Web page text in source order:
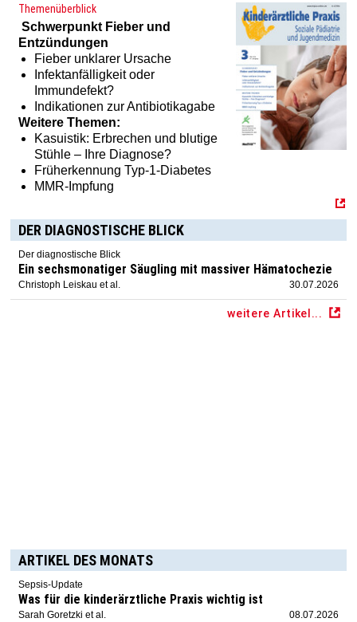
Themenüberblick
Schwerpunkt Fieber und
Entzündungen
Fieber unklarer Ursache
Infektanfälligkeit oder
Immundefekt?
Indikationen zur Antibiotikagabe
Weitere Themen:
Kasuistik: Erbrechen und blutige
Stühle – Ihre Diagnose?
Früherkennung Typ-1-Diabetes
MMR-Impfung
DER DIAGNOSTISCHE BLICK
Der diagnostische Blick
Ein sechsmonatiger Säugling mit massiver Hämatochezie
Christoph Leiskau et al. 30.07.2026
weitere Artikel...
ARTIKEL DES MONATS
Sepsis-Update
Was für die kinderärztliche Praxis wichtig ist
Sarah Goretzki et al. 08.07.2026